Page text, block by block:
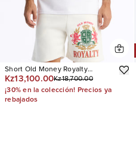
Short Old Money Royalty
Relaxed Sweat
Kz13,100.00Kz18,700.00
¡30% en la colección! Precios ya
rebajados